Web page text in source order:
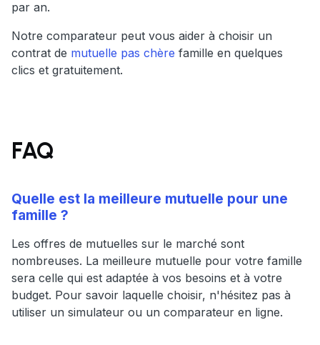
par an.
Notre comparateur peut vous aider à choisir un
contrat de mutuelle pas chère famille en quelques
clics et gratuitement.
FAQ
Quelle est la meilleure mutuelle pour une
famille ?
Les offres de mutuelles sur le marché sont
nombreuses. La meilleure mutuelle pour votre famille
sera celle qui est adaptée à vos besoins et à votre
budget. Pour savoir laquelle choisir, n'hésitez pas à
utiliser un simulateur ou un comparateur en ligne.